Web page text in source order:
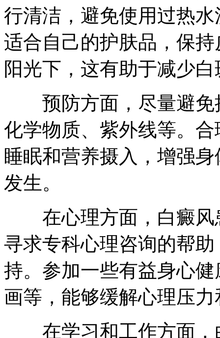
行清洁，避免使用过热
适合自己的护肤品，保
阳光下，这有助于减少
预防方面，尽量避免
化学物质、紫外线等。
睡眠和营养摄入，增强
发生。
在心理方面，白癜风
寻求专科心理咨询的帮
持。参加一些有益身心
画等，能够缓解心理压
在学习和工作方面，